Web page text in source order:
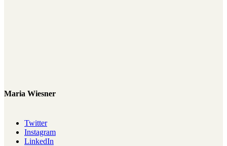
Maria Wiesner
Twitter
Instagram
LinkedIn